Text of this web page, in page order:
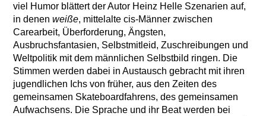
viel Humor blättert der Autor Heinz Helle Szenarien auf,
in denen weiße, mittelalte cis-Männer zwischen
Carearbeit, Überforderung, Ängsten,
Ausbruchsfantasien, Selbstmitleid, Zuschreibungen und
Weltpolitik mit dem männlichen Selbstbild ringen. Die
Stimmen werden dabei in Austausch gebracht mit ihren
jugendlichen Ichs von früher, aus den Zeiten des
gemeinsamen Skateboardfahrens, des gemeinsamen
Aufwachsens. Die Sprache und ihr Beat werden bei